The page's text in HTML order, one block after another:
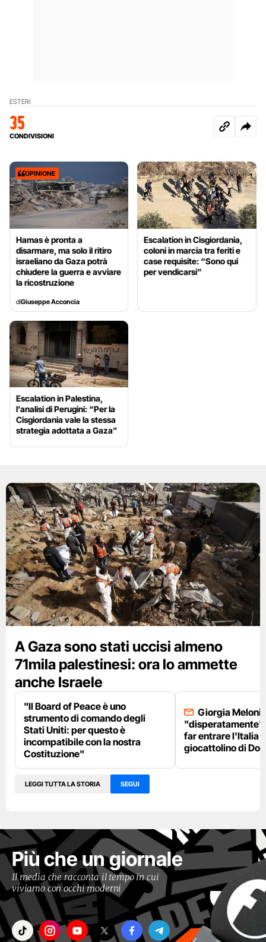
ESTERI
35
CONDIVISIONI
OPINIONE
Hamas è pronta a
disarmare, ma solo il ritiro
israeliano da Gaza potrà
chiudere la guerra e avviare
la ricostruzione
diGiuseppe Acconcia
Escalation in Cisgiordania,
coloni in marcia tra feriti e
case requisite: “Sono qui
per vendicarsi”
Escalation in Palestina,
l’analisi di Perugini: “Per la
Cisgiordania vale la stessa
strategia adottata a Gaza”
A Gaza sono stati uccisi almeno
71mila palestinesi: ora lo ammette
anche Israele
"Il Board of Peace è uno
strumento di comando degli
Stati Uniti: per questo è
incompatibile con la nostra
Costituzione"
Giorgia Meloni
"disperatamente"
far entrare l'Italia
giocattolino di
LEGGI TUTTA LA STORIA SEGUI
Più che un giornale
Il media che racconta il tempo in cui
viviamo con occhi moderni